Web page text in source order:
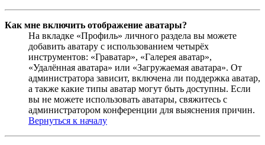
Как мне включить отображение аватары?
На вкладке «Профиль» личного раздела вы можете
добавить аватару с использованием четырёх
инструментов: «Граватар», «Галерея аватар»,
«Удалённая аватара» или «Загружаемая аватара». От
администратора зависит, включена ли поддержка аватар,
а также какие типы аватар могут быть доступны. Если
вы не можете использовать аватары, свяжитесь с
администратором конференции для выяснения причин.
Вернуться к началу